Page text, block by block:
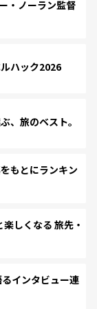
・ノーラン監督
ハック2026
、旅のベスト。
もとにランキン
しくなる 旅先・
インタビュー連